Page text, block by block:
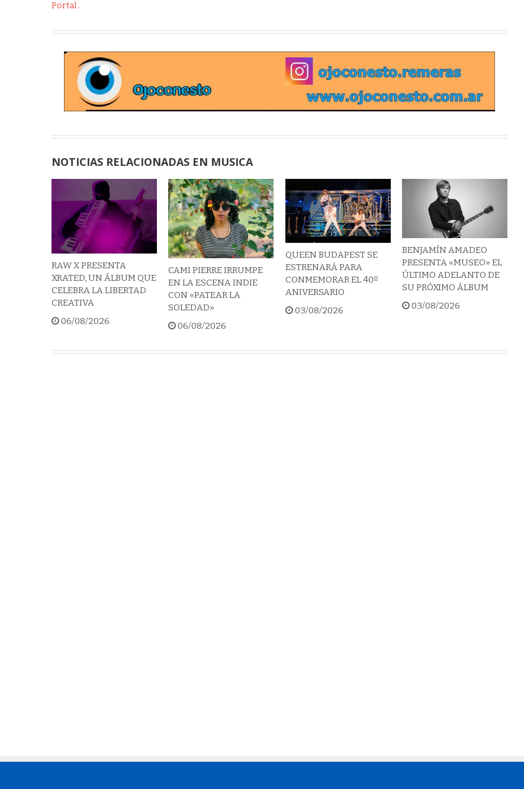
Portal .
NOTICIAS RELACIONADAS EN MUSICA
RAW X PRESENTA
XRATED, UN ÁLBUM QUE
CELEBRA LA LIBERTAD
CREATIVA
06/08/2026
CAMI PIERRE IRRUMPE
EN LA ESCENA INDIE
CON «PATEAR LA
SOLEDAD»
06/08/2026
QUEEN BUDAPEST SE
ESTRENARÁ PARA
CONMEMORAR EL 40º
ANIVERSARIO
03/08/2026
BENJAMÍN AMADEO
PRESENTA «MUSEO» EL
ÚLTIMO ADELANTO DE
SU PRÓXIMO ÁLBUM
03/08/2026